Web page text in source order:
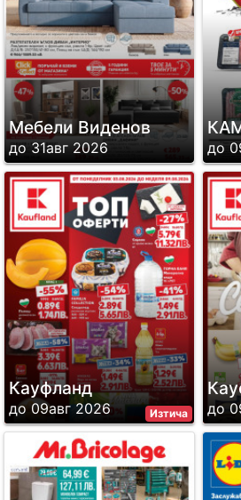
Мебели Виденов
до 31авг 2026 до
Изтича
Кауфланд
до 09авг 2026 до